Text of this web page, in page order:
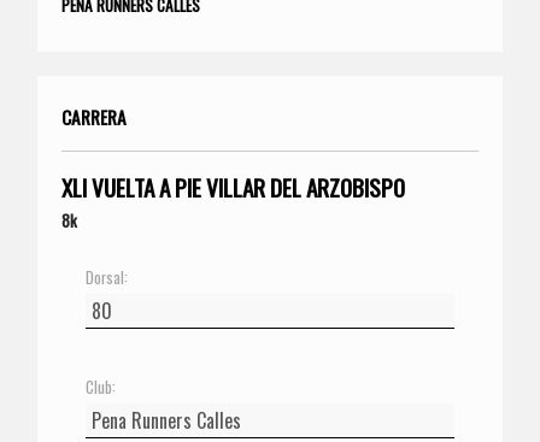
CARRERA
XLI VUELTA A PIE VILLAR DEL ARZOBISPO
8k
Dorsal:
Club: